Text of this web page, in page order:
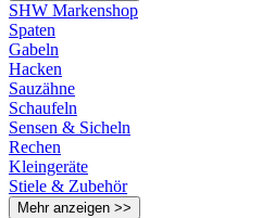
SHW Markenshop
Spaten
Gabeln
Hacken
Sauzähne
Schaufeln
Sensen & Sicheln
Rechen
Kleingeräte
Stiele & Zubehör
Mehr anzeigen >>